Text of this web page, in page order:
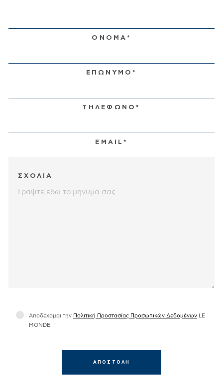
ΟΝΟΜΑ*
ΕΠΩΝΥΜΟ*
ΤΗΛΕΦΩΝΟ*
EMAIL*
ΣΧΟΛΙΑ
Αποδέχομαι την Πολιτική Προστασίας Προσωπικών Δεδομένων LΕ
MONDE.